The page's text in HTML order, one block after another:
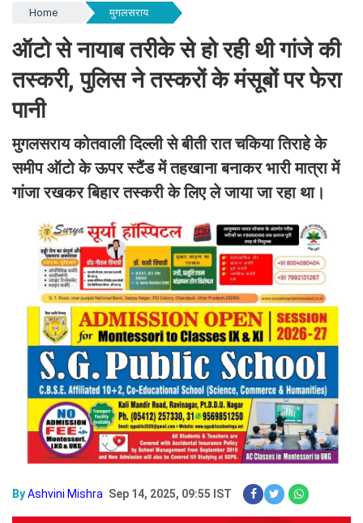
Home मुगलसराय
ऑटो से नायाब तरीके से हो रही थी गांजे की
तस्करी, पुलिस ने तस्करों के मंसूबों पर फेरा
पानी
मुगलसराय कोतवाली दिल्ली से बीती रात चकिया तिराहे के
समीप ऑटो के ऊपर स्टैंड में तहखाना बनाकर भारी मात्रा में
गांजा रखकर बिहार तस्करी के लिए ले जाया जा रहा था।
ByAshvini Mishra Sep 14, 2025, 09:55 IST